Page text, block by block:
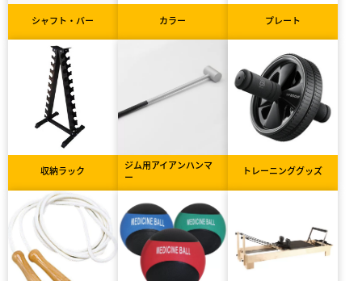
シャフト・バー カラー プレート
収納ラック
ジム用アイアンハンマ
ー
トレーニンググッズ